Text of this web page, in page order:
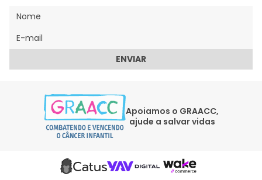
ENVIAR
Apoiamos o GRAACC,
ajude a salvar vidas